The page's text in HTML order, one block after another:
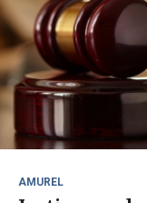
AMUREL